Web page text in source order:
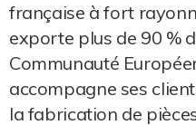
française à fort
exporte plus de 90 %
Communauté
accompagne ses
la fabrication de